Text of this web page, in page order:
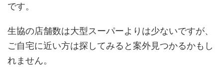
です。
生協の店舗数は大型スーパーよりは少ないですが、
ご自宅に近い方は探してみると案外見つかるかもし
れません。